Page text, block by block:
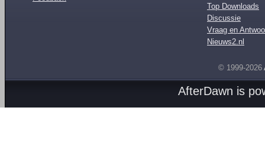
Top Downloads
Discussie
Vraag en
Nieuws2.nl
© 1999-2026
AfterDawn is